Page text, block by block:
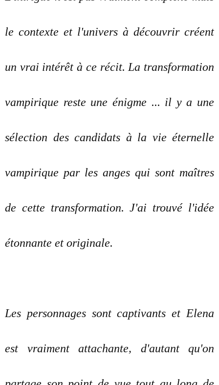
le contexte et l'univers à découvrir créent
un vrai intérêt à ce récit. La transformation
vampirique reste une énigme ... il y a une
sélection des candidats à la vie éternelle
vampirique par les anges qui sont maîtres
de cette transformation. J'ai trouvé l'idée
étonnante et originale.
Les personnages sont captivants et Elena
est vraiment attachante, d'autant qu'on